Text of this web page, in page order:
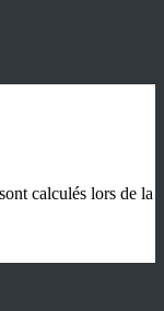
calculés lors de la